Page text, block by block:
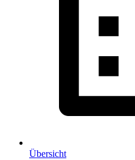
Übersicht